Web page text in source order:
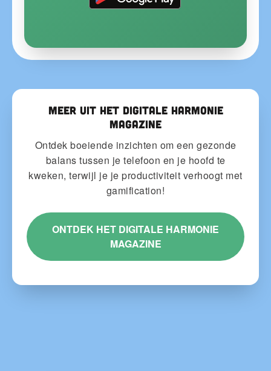
Meer uit het Digitale Harmonie
Magazine
Ontdek boeiende inzichten om een gezonde
balans tussen je telefoon en je hoofd te
kweken, terwijl je je productiviteit verhoogt met
gamification!
ONTDEK HET DIGITALE HARMONIE
MAGAZINE